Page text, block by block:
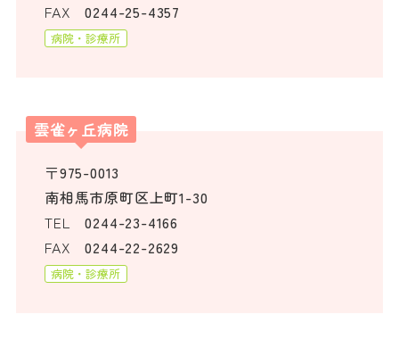
FAX
0244-25-4357
病院・診療所
雲雀ヶ丘病院
〒975-0013
南相馬市原町区上町1-30
TEL
0244-23-4166
FAX
0244-22-2629
病院・診療所